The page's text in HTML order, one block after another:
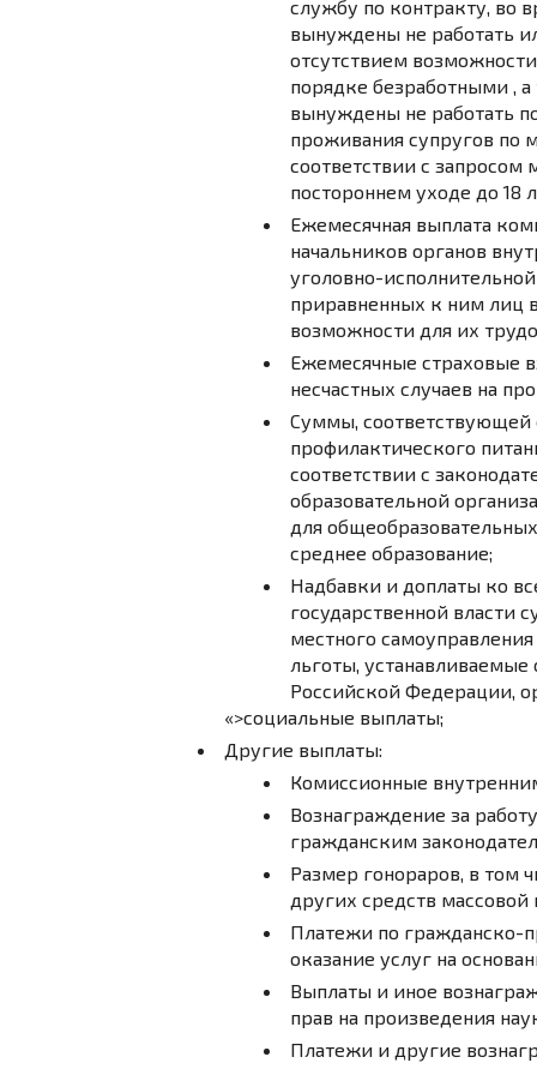
службу по контракту, во
вынуждены не работать
отсутствием
порядке безработными ,
вынуждены не работать
проживания супругов по
соответствии с
постороннем уходе до 18
Ежемесячная выплата
начальников органов
уголовно-
приравненных к ним лиц
возможности для их
Ежемесячные страховые
несчастных случаев на
Суммы, соответствующей
профилактического
соответствии с
образовательной
для
среднее образование;
Надбавки и доплаты ко
государственной власти
местного
льготы, устанавливаемые
Российской Федерации,
«>социальные выплаты;
Другие выплаты:
Комиссионные
Вознаграждение за
гражданским
Размер гонораров, в том
других средств
Платежи по гражданско-
оказание услуг на
Выплаты и иное
прав на произведения
Платежи и другие